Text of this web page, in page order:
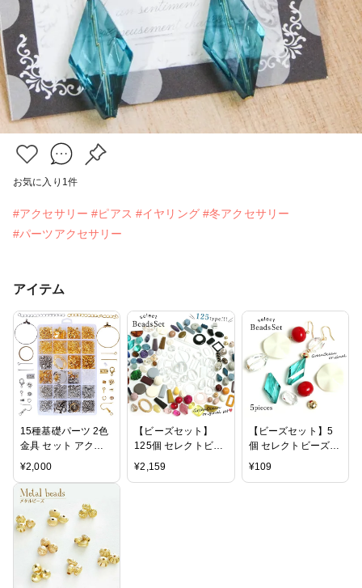
お気に入り 1 件
#アクセサリー #ピアス #イヤリング #冬アクセサリー
#パーツアクセサリー
アイテム
15種基礎パーツ 2色
金具 セット アクセ
サリー パーツ ピア
ス パーツ カニカン
丸カン ヒートン Tピ
ン 9ピン 花座 ピアス
フック チェーン ハ
ンドメイド DIY 手芸
材料 セット
¥2,000
【ビーズセット】
125個 セレクトビー
ズ 全部入りよくばり
set No.001-
¥2,159
【ビーズセット】5
個 セレクトビーズ
No.016《5種アソー
¥109